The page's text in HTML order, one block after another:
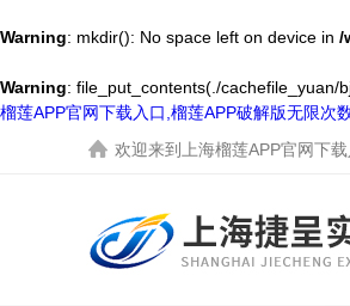
Warning: mkdir(): No space left on device in /
Warning: file_put_contents(./cachefile_yuan/
榴莲APP官网下载入口,榴莲APP破解版无限次
欢迎来到
上海榴莲APP官网下